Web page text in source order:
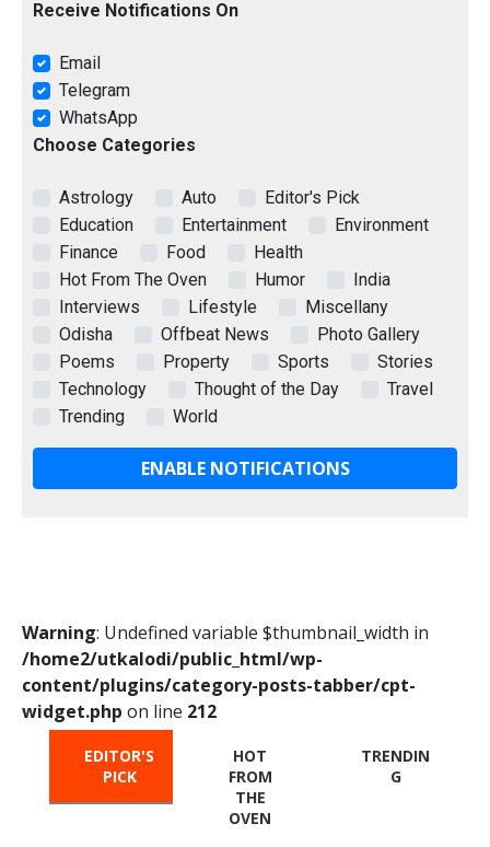
Receive Notifications On
Email
Telegram
WhatsApp
Choose Categories
Astrology Auto
Editor's Pick
Education
Entertainment
Environment
Finance
Food
Health
Hot From The Oven
Humor
India
Interviews
Lifestyle
Miscellany
Odisha
Offbeat News
Photo Gallery
Poems
Property Sports
Stories
Technology
Thought of the Day
Travel
Trending
World
ENABLE NOTIFICATIONS
Warning: Undefined variable $thumbnail_width in
/home2/utkalodi/public_html/wp-
content/plugins/category-posts-tabber/cpt-
widget.php on line 212
EDITOR'S
PICK
HOT
FROM
THE
OVEN
TRENDIN
G